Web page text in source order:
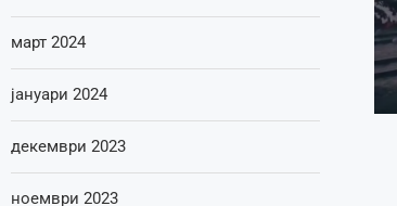
март 2024
јануари 2024
декември 2023
ноември 2023